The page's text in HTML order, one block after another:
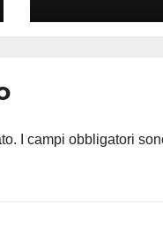
I campi obbligatori